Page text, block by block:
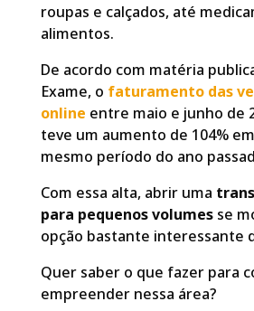
roupas e calçados, até
alimentos.
De acordo com matéria
Exame, o faturamento das
online entre maio e junho de
teve um aumento de 104%
mesmo período do ano
Com essa alta, abrir uma
para pequenos volumesse
opção bastante interessante
Quer saber o que fazer para
empreender nessa área?